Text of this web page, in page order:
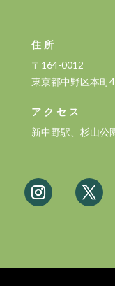
住所
〒164-0012
東京都中野区本町
アクセス
新中野駅、杉山公